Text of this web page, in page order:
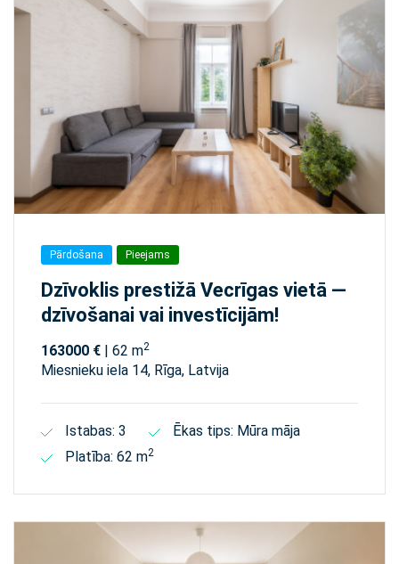
Pārdošana Pieejams
Dzīvoklis prestižā Vecrīgas vietā —
dzīvošanai vai investīcijām!
163000 € | 62 m2
Miesnieku iela 14, Rīga, Latvija
Istabas: 3
Ēkas tips: Mūra māja
Platība: 62 m2